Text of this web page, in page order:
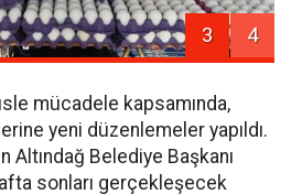
3 4
mücadele kapsamında,
yeni düzenlemeler yapıldı.
Altındağ Belediye Başkanı
sonları gerçekleşecek